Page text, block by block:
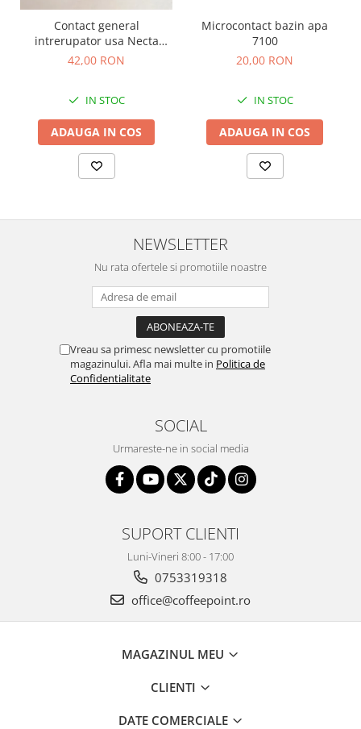
Contact general
intrerupator usa Necta
Wittenborg
42,00 RON
IN STOC
ADAUGA IN COS
Microcontact bazin apa
7100
20,00 RON
IN STOC
ADAUGA IN COS
NEWSLETTER
Nu rata ofertele si promotiile noastre
Vreau sa primesc newsletter cu promotiile
magazinului. Afla mai multe in Politica de
Confidentialitate
SOCIAL
Urmareste-ne in social media
SUPORT CLIENTI
Luni-Vineri 8:00 - 17:00
0753319318
office@coffeepoint.ro
MAGAZINUL MEU
CLIENTI
DATE COMERCIALE